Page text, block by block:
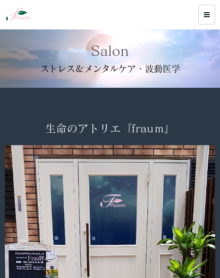
Salon
ストレス＆メンタルケア・波動医学
生命のアトリエ『frauｍ』